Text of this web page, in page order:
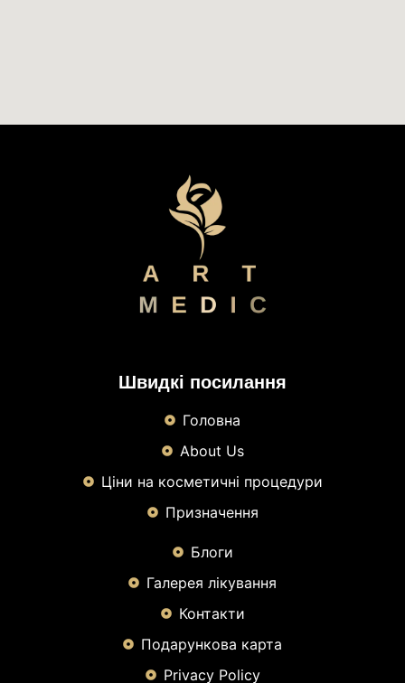
Швидкі посилання
Головна
About Us
Ціни на косметичні процедури
Призначення
Блоги
Галерея лікування
Контакти
Подарункова карта
Privacy Policy